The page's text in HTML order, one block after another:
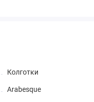
Колготки
Arabesque